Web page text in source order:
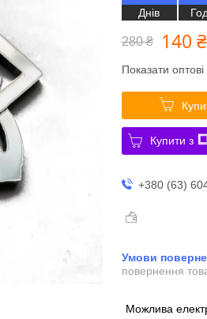
Днів
280 ₴ 140 ₴
Показати оптові
Купити з
+380 (63)
повернення